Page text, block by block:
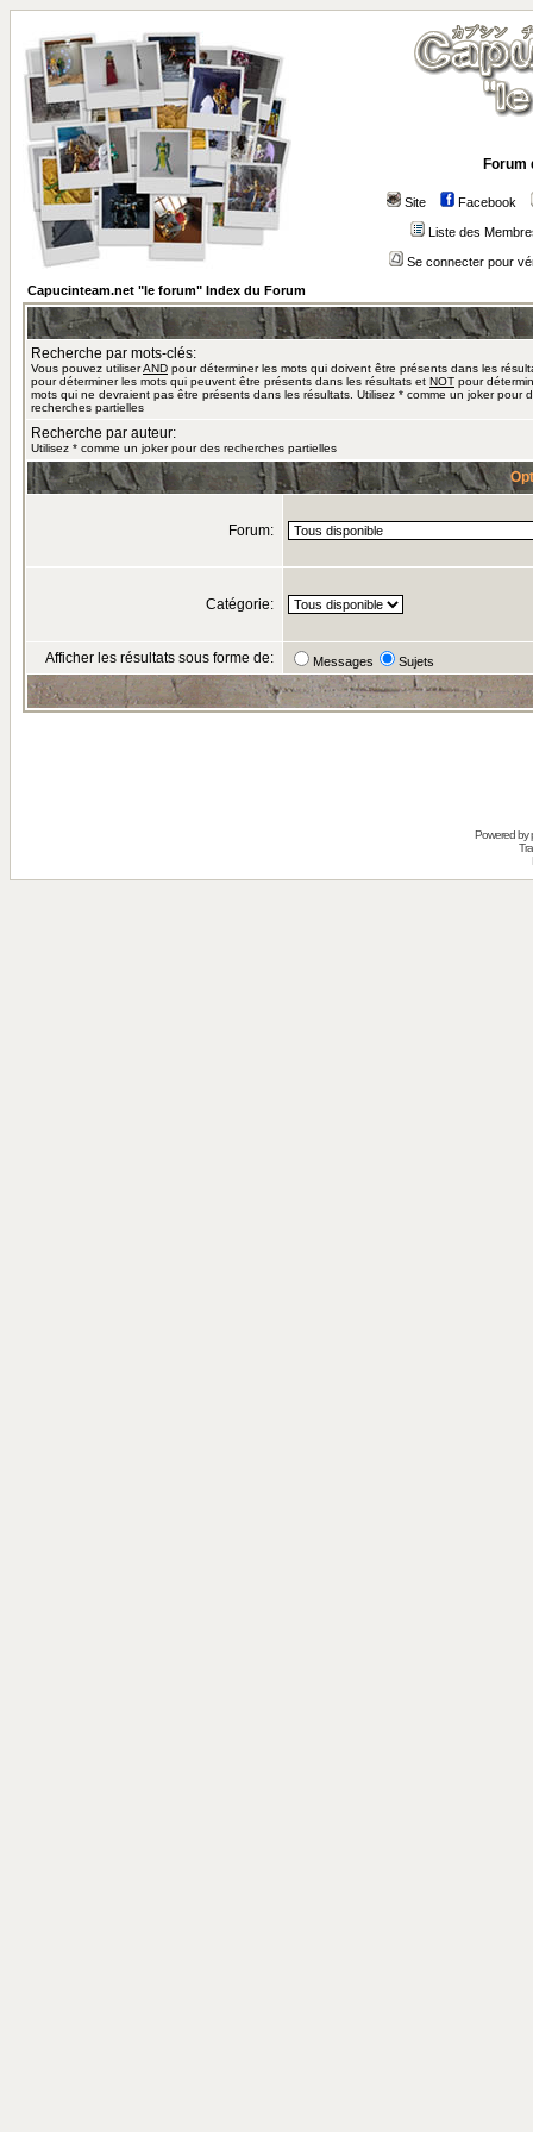
Forum
Site Facebook
Liste des
Se connecter pour
Capucinteam.net "le forum" Index du Forum
Recherche par mots-clés:
Vous pouvez utiliserAND pour déterminer les mots qui doivent être présents dans les
pour déterminer les mots qui peuvent être présents dans les résultats et NOT pour
mots qui ne devraient pas être présents dans les résultats. Utilisez * comme un joker pour
recherches partielles
Recherche par auteur:
Utilisez * comme un joker pour des recherches partielles
Forum:
Catégorie:
Afficher les résultats sous forme de: Messages Sujets
Powered by